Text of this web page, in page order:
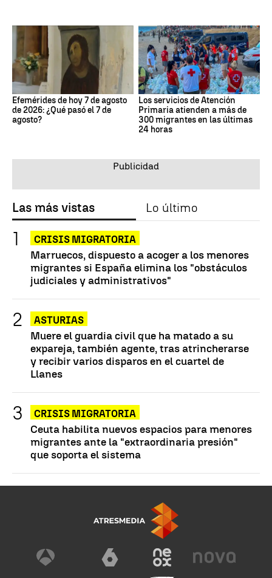
Efemérides de hoy 7 de agosto
de 2026: ¿Qué pasó el 7 de
agosto?
Los servicios de Atención
Primaria atienden a más de
300 migrantes en las últimas
24 horas
Las más vistas Lo último
CRISIS MIGRATORIA
Marruecos, dispuesto a acoger a los menores
migrantes si España elimina los "obstáculos
judiciales y administrativos"
ASTURIAS
Muere el guardia civil que ha matado a su
expareja, también agente, tras atrincherarse
y recibir varios disparos en el cuartel de
Llanes
CRISIS MIGRATORIA
Ceuta habilita nuevos espacios para menores
migrantes ante la "extraordinaria presión"
que soporta el sistema